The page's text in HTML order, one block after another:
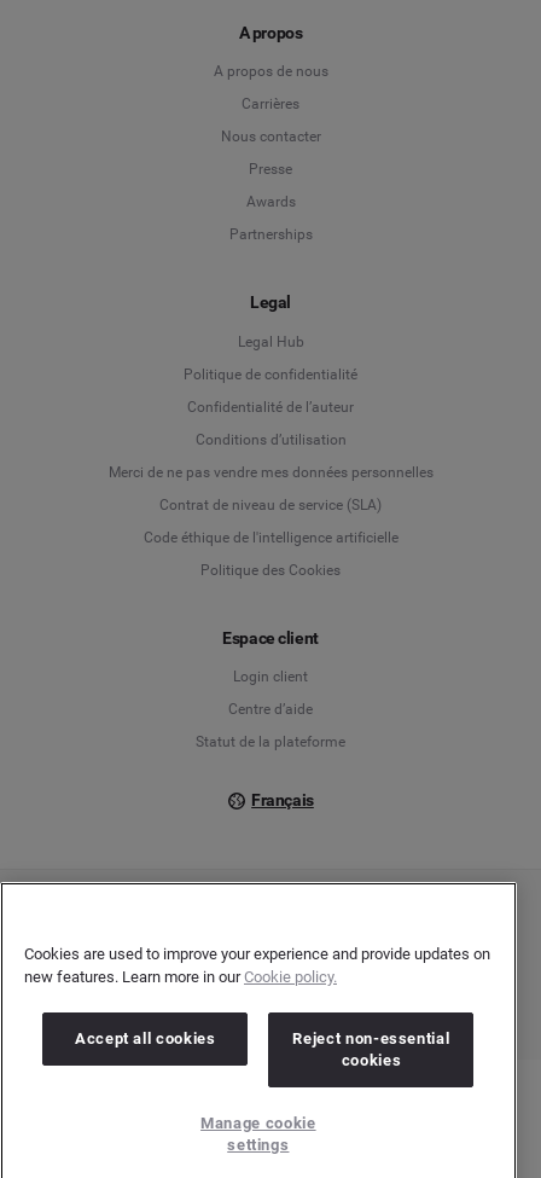
A propos
A propos de nous
Carrières
Nous contacter
Presse
Awards
Partnerships
Legal
Legal Hub
Politique de confidentialité
Confidentialité de l’auteur
Conditions d’utilisation
Merci de ne pas vendre mes données personnelles
Contrat de niveau de service (SLA)
Code éthique de l'intelligence artificielle
Politique des Cookies
Espace client
Login client
Centre d’aide
Statut de la plateforme
Français
English
Español
Company number: 03898053 | N° TVA Intracommunautaire : GB 754 750 710
Cookies are used to improve your experience and provide updates on
new features. Learn more in ourCookie policy.
Accept all cookies
Reject non-essential
cookies
Manage cookie
settings